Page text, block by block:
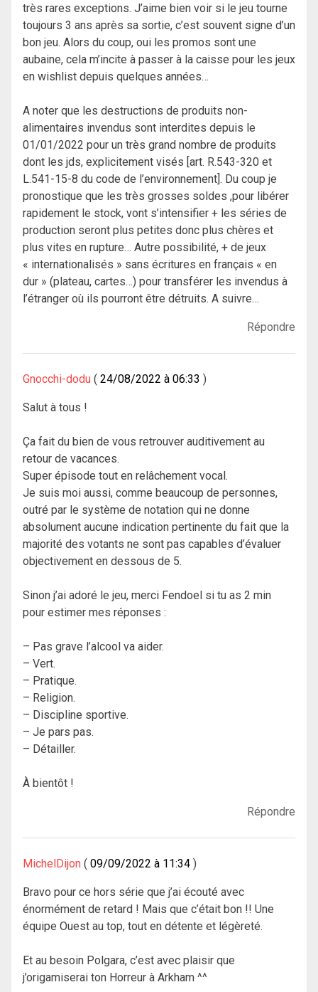
très rares exceptions. J’aime bien voir si le jeu tourne
toujours 3 ans après sa sortie, c’est souvent signe d’un
bon jeu. Alors du coup, oui les promos sont une
aubaine, cela m’incite à passer à la caisse pour les jeux
en wishlist depuis quelques années…
A noter que les destructions de produits non-
alimentaires invendus sont interdites depuis le
01/01/2022 pour un très grand nombre de produits
dont les jds, explicitement visés [art. R.543-320 et
L.541-15-8 du code de l’environnement]. Du coup je
pronostique que les très grosses soldes ,pour libérer
rapidement le stock, vont s’intensifier + les séries de
production seront plus petites donc plus chères et
plus vites en rupture… Autre possibilité, + de jeux
« internationalisés » sans écritures en français « en
dur » (plateau, cartes…) pour transférer les invendus à
l’étranger où ils pourront être détruits. A suivre…
Répondre
Gnocchi-dodu 24/08/2022 à 06:33
Salut à tous !
Ça fait du bien de vous retrouver auditivement au
retour de vacances.
Super épisode tout en relâchement vocal.
Je suis moi aussi, comme beaucoup de personnes,
outré par le système de notation qui ne donne
absolument aucune indication pertinente du fait que la
majorité des votants ne sont pas capables d’évaluer
objectivement en dessous de 5.
Sinon j’ai adoré le jeu, merci Fendoel si tu as 2 min
pour estimer mes réponses :
– Pas grave l’alcool va aider.
– Vert.
– Pratique.
– Religion.
– Discipline sportive.
– Je pars pas.
– Détailler.
À bientôt !
Répondre
MichelDijon 09/09/2022 à 11:34
Bravo pour ce hors série que j’ai écouté avec
énormément de retard ! Mais que c’était bon !! Une
équipe Ouest au top, tout en détente et légèreté.
Et au besoin Polgara, c’est avec plaisir que
j’origamiserai ton Horreur à Arkham ^^